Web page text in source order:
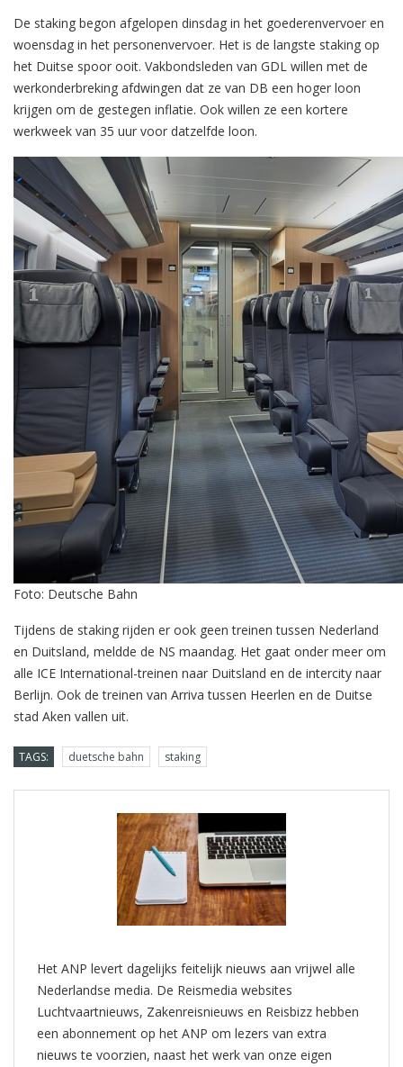
De staking begon afgelopen dinsdag in het goederenvervoer en
woensdag in het personenvervoer. Het is de langste staking op
het Duitse spoor ooit. Vakbondsleden van GDL willen met de
werkonderbreking afdwingen dat ze van DB een hoger loon
krijgen om de gestegen inflatie. Ook willen ze een kortere
werkweek van 35 uur voor datzelfde loon.
Foto: Deutsche Bahn
Tijdens de staking rijden er ook geen treinen tussen Nederland
en Duitsland, meldde de NS maandag. Het gaat onder meer om
alle ICE International-treinen naar Duitsland en de intercity naar
Berlijn. Ook de treinen van Arriva tussen Heerlen en de Duitse
stad Aken vallen uit.
TAGS: duetsche bahn staking
Het ANP levert dagelijks feitelijk nieuws aan vrijwel alle
Nederlandse media. De Reismedia websites
Luchtvaartnieuws, Zakenreisnieuws en Reisbizz hebben
een abonnement op het ANP om lezers van extra
nieuws te voorzien, naast het werk van onze eigen